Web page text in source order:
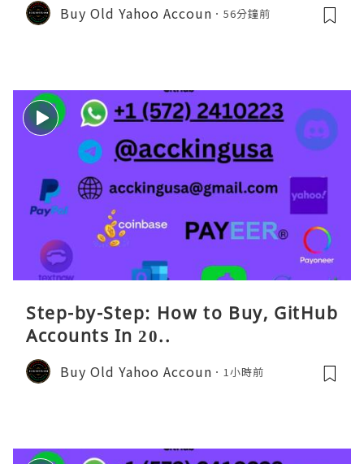
Buy Old Yahoo Accoun 56分鐘前
Step-by-Step: How to Buy, GitHub
Accounts In 20..
Buy Old Yahoo Accoun 1小時前